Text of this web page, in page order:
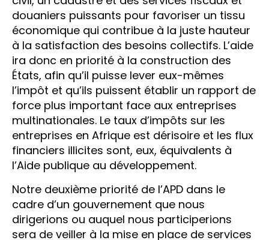
douaniers puissants pour favoriser un tissu
économique qui contribue à la juste hauteur
à la satisfaction des besoins collectifs. L’aide
ira donc en priorité à la construction des
États, afin qu’il puisse lever eux-mêmes
l’impôt et qu’ils puissent établir un rapport de
force plus important face aux entreprises
multinationales. Le taux d’impôts sur les
entreprises en Afrique est dérisoire et les flux
financiers illicites sont, eux, équivalents à
l’Aide publique au développement.
Notre deuxième priorité de l’APD dans le
cadre d’un gouvernement que nous
dirigerions ou auquel nous participerions
sera de veiller à la mise en place de services